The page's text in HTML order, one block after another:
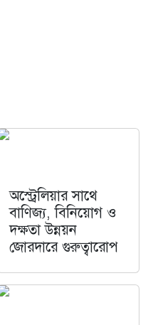
অস্ট্রেলিয়ার সাথে
বাণিজ্য, বিনিয়োগ ও
দক্ষতা উন্নয়ন
জোরদারে গুরুত্বারোপ